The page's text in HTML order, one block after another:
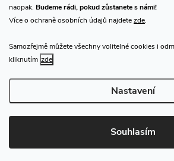
naopak. Budeme rádi, pokud zůstanete s námi!
Více o ochraně osobních údajů najdetezde.
Samozřejmě můžete všechny volitelné cookies i
kliknutím zde
Nastavení
Souhlasím
Copyright 2026CHN.cz. Všechna práva
cookies